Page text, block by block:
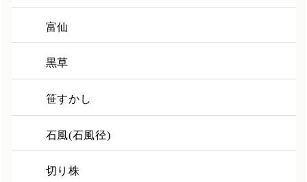
富仙
黒草
笹すかし
石風(石風径)
切り株